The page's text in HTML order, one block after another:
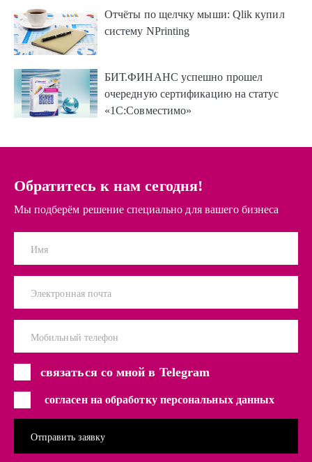
Отчёты по щелчку мыши: Qlik купил
систему NPrinting
БИТ.ФИНАНС успешно прошел
очередную сертификацию на статус
«1С:Совместимо»
Обратитесь к нам сегодня!
Мы подберём решение специально для вашего бизнеса
Имя
Электронная почта
Мобильный телефон
связаться со мной в Telegram
согласен на обработку персональных данных